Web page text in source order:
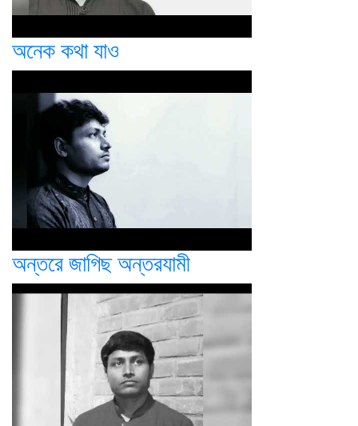
অনেক কথা যাও
অন্তরে জাগিছ অন্তরযামী